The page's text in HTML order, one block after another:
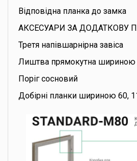
Відповідна планка до замка
АКСЕСУАРИ ЗА ДОДАТКОВУ
Третя напівшарнірна завіса
Лиштва прямокутна шириною
Поріг сосновий
Добірні планки шириною 60,